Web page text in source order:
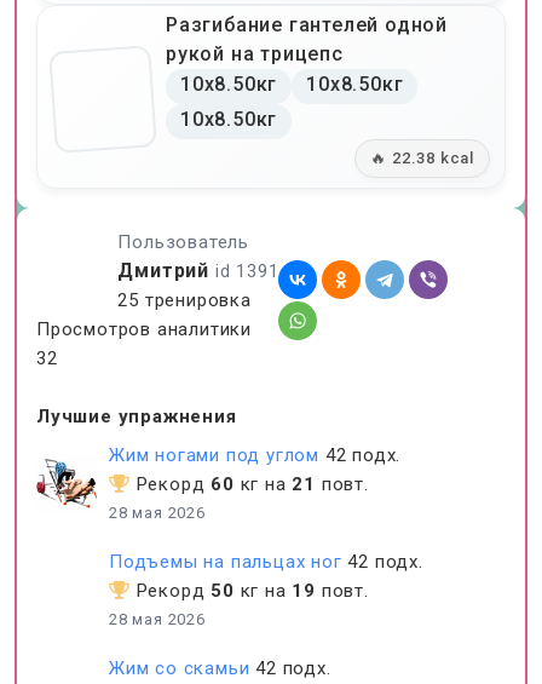
Пользователь
Дмитрий id 1391
25 тренировка
Просмотров аналитики
32
Лучшие упражнения
Жим ногами под углом 42 подх.
Рекорд 60 кг на 21 повт.
28 мая 2026
Подъемы на пальцах ног 42 подх.
Рекорд 50 кг на 19 повт.
28 мая 2026
Жим со скамьи 42 подх.
Разгибание гантелей одной
рукой на трицепс
10x8.50кг
10x8.50кг
10x8.50кг
🔥 22.38 kcal